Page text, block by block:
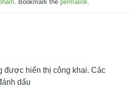
. Bookmark the permalink
được hiển thị công khai. Các
dấu